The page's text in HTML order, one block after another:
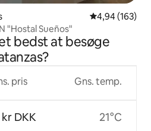
4,94 ud af 5 i
4,94 (163)
"Hostal Sueños"
bedst at besøge
pris
DKK
Gns. temp.
21°C